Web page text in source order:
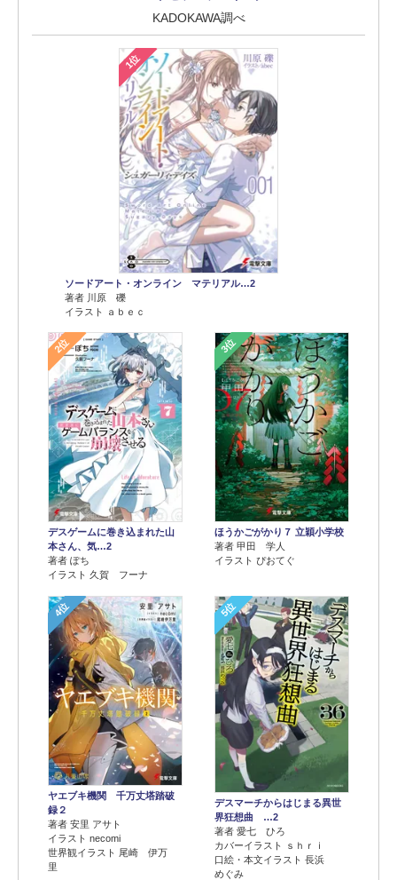
KADOKAWA調べ
1位
ソードアート・オンライン マテリアル…2
著者 川原 礫
イラスト ａｂｅｃ
2位
デスゲームに巻き込まれた山
本さん、気…2
著者 ぽち
イラスト 久賀 フーナ
3位
ほうかごがかり７ 立穎小学校
著者 甲田 学人
イラスト ぴおてぐ
4位
ヤエブキ機関 千万丈塔踏破
録２
著者 安里 アサト
イラスト necomi
世界観イラスト 尾崎 伊万
里
5位
デスマーチからはじまる異世
界狂想曲 …2
著者 愛七 ひろ
カバーイラスト ｓｈｒｉ
口絵・本文イラスト 長浜
めぐみ